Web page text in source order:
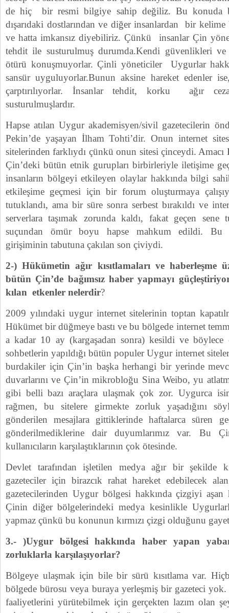
de hiç bir resmi bilgiye sahip değiliz. Bu konuda
dışarıdaki dostlarından ve diğer insanlardan bir
ve hatta imkansız diyebiliriz. Çünkü insanlar Çin
tehdit ile susturulmuş durumda.Kendi güvenlikleri ve
ötürü konuşmuyorlar. Çinli yöneticiler Uygurlar
sansür uyguluyorlar.Bunun aksine hareket edenler
çarptırılıyorlar. İnsanlar tehdit, korku ağır
susturulmuşlardır.
Hapse atılan Uygur akademisyen/sivil gazetecilerin
Pekin’de yaşayan İlham Tohti’dir. Onun internet
sitelerinden farklıydı çünkü onun sitesi çinceydi.
Çin’deki bütün etnik gurupları birbirleriyle iletişime
insanların bölgeyi etkileyen olaylar hakkında bilgi
etkileşime geçmesi için bir forum oluşturmaya
tutuklandı, ama bir süre sonra serbest bırakıldı ve
serverlara taşımak zorunda kaldı, fakat geçen sene
suçundan ömür boyu hapse mahkum edildi. Bu
girişiminin tabutuna çakılan son çiviydi.
2-) Hükümetin ağır kısıtlamaları ve haberleşme
bütün Çin’de bağımsız haber yapmayı
kılan etkenler nelerdir?
2009 yılındaki uygur internet sitelerinin toptan
Hükümet bir düğmeye bastı ve bu bölgede internet
a kadar 10 ay (kargaşadan sonra) kesildi ve böylece
sohbetlerin yapıldığı bütün populer Uygur internet
burdakiler için Çin’in başka herhangi bir yerinde
duvarlarını ve Çin’in mikrobloğu Sina Weibo, yu
gibi belli bazı araçlara ulaşmak çok zor. Uygurca
rağmen, bu sitelere girmekte zorluk yaşadığını
gönderilen mesajlara gittiklerinde haftalarca süren
gönderilmediklerine dair duyumlarımız var. Bu
kullanıcıların karşılaştıklarının çok ötesinde.
Devlet tarafından işletilen medya ağır bir şekilde
gazeteciler için birazcık rahat hareket edebilecek
gazetecilerinden Uygur bölgesi hakkında çizgiyi aşan
Çinin diğer bölgelerindeki medya kesinlikle
yapmaz çünkü bu konunun kırmızı çizgi olduğunu
3.- )Uygur bölgesi hakkında haber yapan
zorluklarla karşılaşıyorlar?
Bölgeye ulaşmak için bile bir sürü kısıtlama var.
bölgede bürosu veya buraya yerleşmiş bir gazeteci
faaliyetlerini yürütebilmek için gerçekten lazım olan